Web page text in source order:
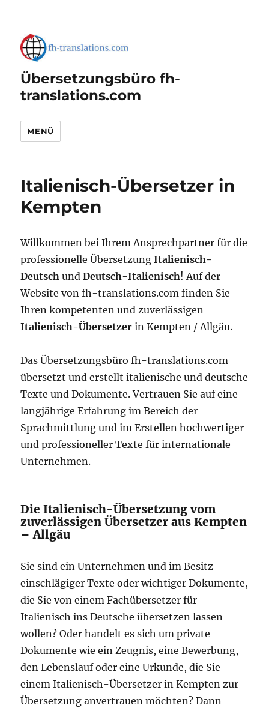
Übersetzungsbüro fh-
translations.com
MENÜ
Italienisch-Übersetzer in
Kempten
Willkommen bei Ihrem Ansprechpartner für die
professionelle ÜbersetzungItalienisch-
Deutsch undDeutsch-Italienisch! Auf der
Website von fh-translations.com finden Sie
Ihren kompetenten und zuverlässigen
Italienisch-Übersetzer in Kempten / Allgäu.
Das Übersetzungsbüro fh-translations.com
übersetzt und erstellt italienische und deutsche
Texte und Dokumente. Vertrauen Sie auf eine
langjährige Erfahrung im Bereich der
Sprachmittlung und im Erstellen hochwertiger
und professioneller Texte für internationale
Unternehmen.
Die Italienisch-Übersetzung vom
zuverlässigen Übersetzer aus Kempten
– Allgäu
Sie sind ein Unternehmen und im Besitz
einschlägiger Texte oder wichtiger Dokumente,
die Sie von einem Fachübersetzer für
Italienisch ins Deutsche übersetzen lassen
wollen? Oder handelt es sich um private
Dokumente wie ein Zeugnis, eine Bewerbung,
den Lebenslauf oder eine Urkunde, die Sie
einem Italienisch-Übersetzer in Kempten zur
Übersetzung anvertrauen möchten? Dann